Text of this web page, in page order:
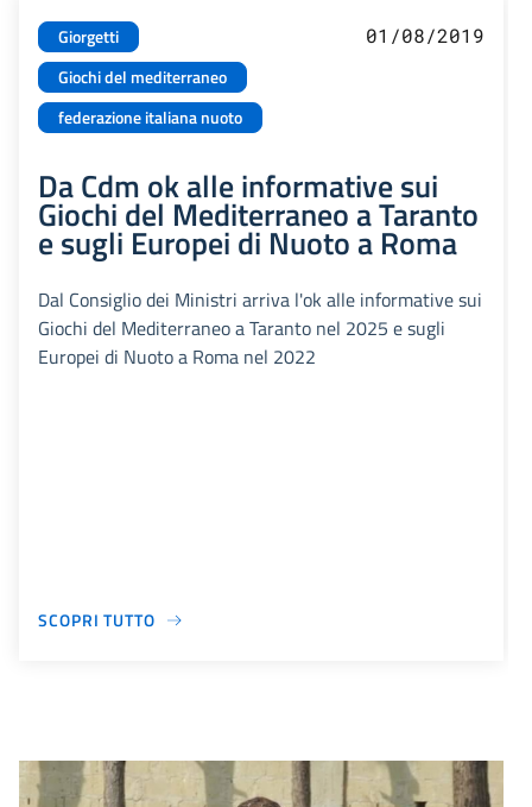
Giorgetti
Giochi del mediterraneo
federazione italiana nuoto
01/08/2019
Da Cdm ok alle informative sui
Giochi del Mediterraneo a Taranto
e sugli Europei di Nuoto a Roma
Dal Consiglio dei Ministri arriva l'ok alle informative sui
Giochi del Mediterraneo a Taranto nel 2025 e sugli
Europei di Nuoto a Roma nel 2022
SCOPRI TUTTO